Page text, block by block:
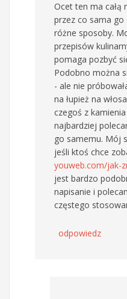
Ocet ten ma całą
przez co sama
różne sposoby.
przepisów
pomaga pozbyć
Podobno można
- ale nie
na łupież na
czegoś z
najbardziej
go samemu. Mój
jeśli ktoś chce
youweb.com/jak-
jest bardzo
napisanie i
częstego
odpowiedz